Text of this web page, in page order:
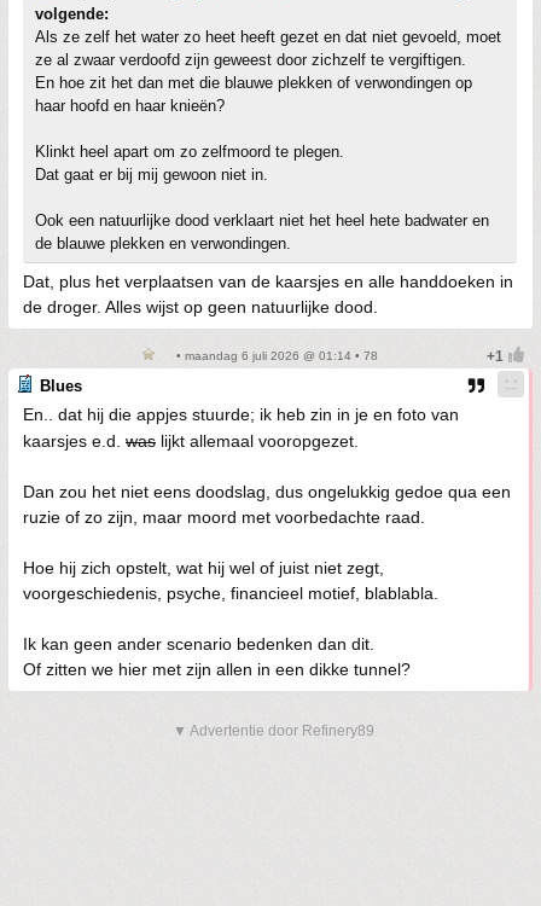
volgende:
Als ze zelf het water zo heet heeft gezet en dat niet gevoeld, moet
ze al zwaar verdoofd zijn geweest door zichzelf te vergiftigen.
En hoe zit het dan met die blauwe plekken of verwondingen op
haar hoofd en haar knieën?
Klinkt heel apart om zo zelfmoord te plegen.
Dat gaat er bij mij gewoon niet in.
Ook een natuurlijke dood verklaart niet het heel hete badwater en
de blauwe plekken en verwondingen.
Dat, plus het verplaatsen van de kaarsjes en alle handdoeken in
de droger. Alles wijst op geen natuurlijke dood.
• maandag 6 juli 2026 @ 01:14 • 78
Blues
En.. dat hij die appjes stuurde; ik heb zin in je en foto van
kaarsjes e.d. was lijkt allemaal vooropgezet.
Dan zou het niet eens doodslag, dus ongelukkig gedoe qua een
ruzie of zo zijn, maar moord met voorbedachte raad.
Hoe hij zich opstelt, wat hij wel of juist niet zegt,
voorgeschiedenis, psyche, financieel motief, blablabla.
Ik kan geen ander scenario bedenken dan dit.
Of zitten we hier met zijn allen in een dikke tunnel?
▼ Advertentie door Refinery89